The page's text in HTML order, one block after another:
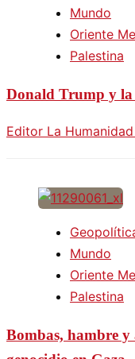
Mundo
Oriente
Palestina
Donald Trump y la
Editor La Humanidad
Mundo
Oriente
Palestina
Bombas, hambre y